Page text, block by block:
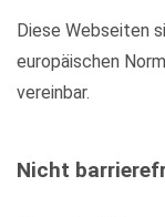
Diese Webseiten
europäischen
vereinbar.
Nicht